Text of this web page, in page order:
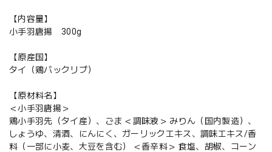
【内容量】
小手羽唐揚 300g
【原産国】
タイ（鶏バックリブ）
【原材料名】
＜小手羽唐揚＞
鶏小手羽先（タイ産）、ごま ＜調味液＞ みりん（国内製造）、
しょうゆ、清酒、にんにく、ガーリックエキス、調味エキス/香
料（一部に小麦、大豆を含む） ＜香辛料＞ 食塩、胡椒、コーン